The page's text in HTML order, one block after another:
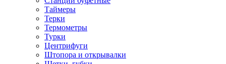
Таймеры
Терки
Термометры
Турки
Центрифуги
Штопора и открывалки